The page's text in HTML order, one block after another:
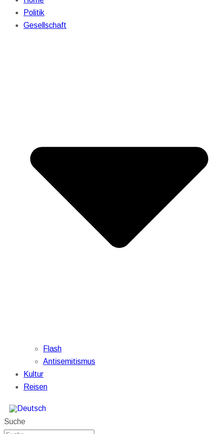
Politik
Gesellschaft
Flash
Antisemitismus
Kultur
Reisen
Suche